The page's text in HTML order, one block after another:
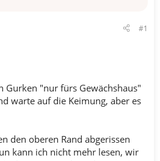
#1
Gurken "nur fürs Gewächshaus"
warte auf die Keimung, aber es
den oberen Rand abgerissen
kann ich nicht mehr lesen, wir